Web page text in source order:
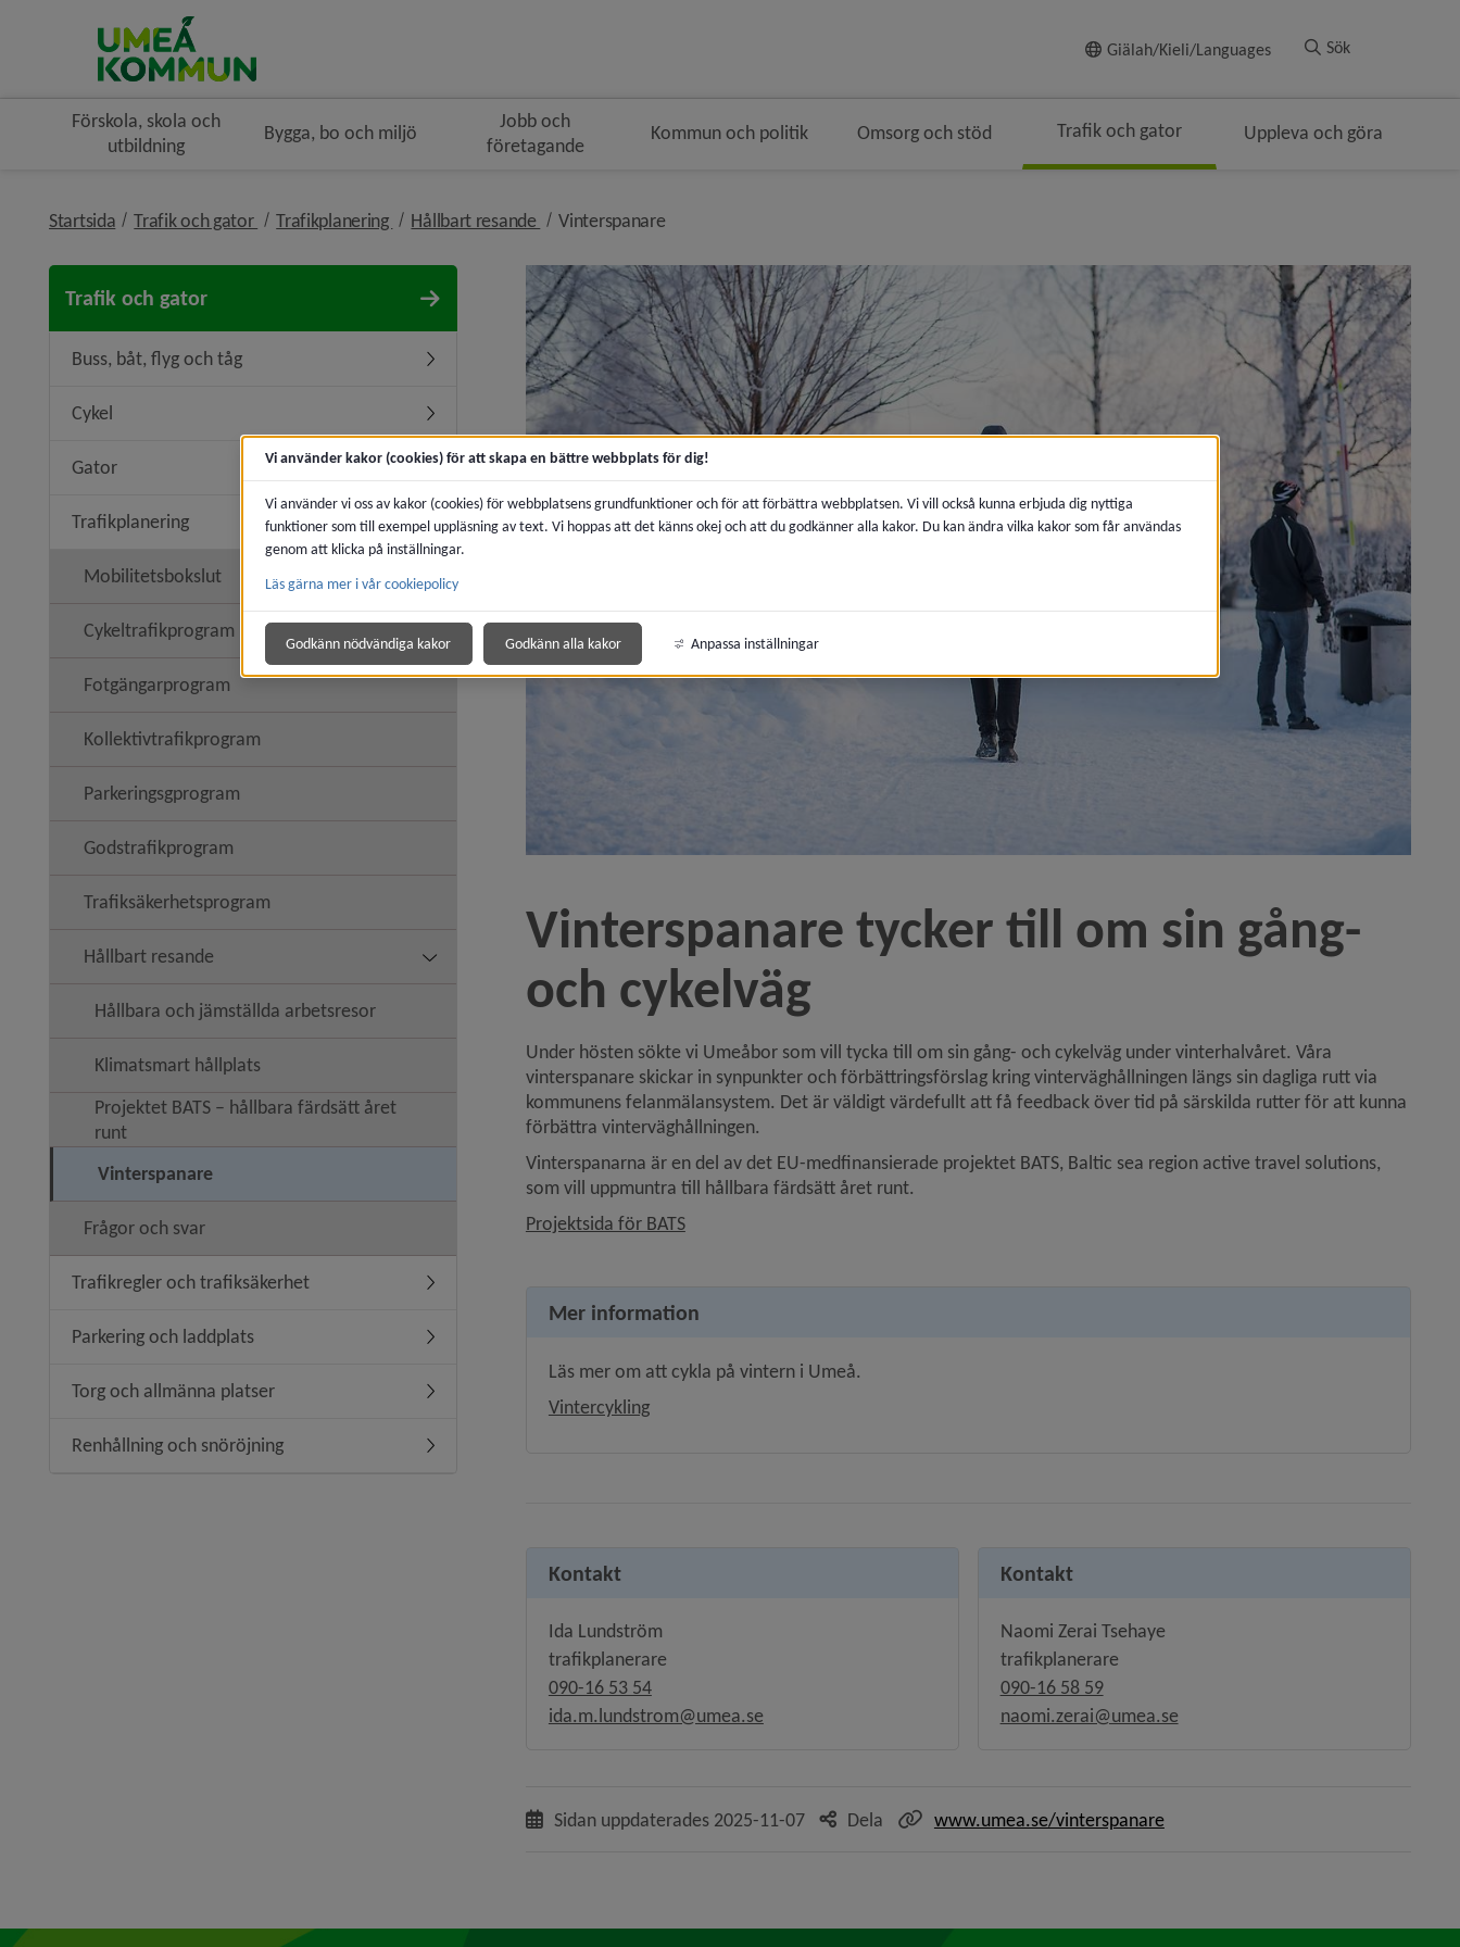
Giälah/Kieli/Languages Sök
Förskola, skola och
utbildning
Bygga, bo och miljö
Jobb och
företagande
Kommun och politik Omsorg och stöd Trafik och gator Uppleva och göra
Startsida Trafik och gator nivå i brödsmulenavigeringen
Trafikplanering nivå i brödsmulenavigeringen
Hållbart resande nivå i brödsmulenavigeringen
Vinterspanarenivå i brödsmulenavigeringen
Trafik och gator
Buss, båt, flyg och tåg Undermeny för Buss, båt, flyg och tåg
Cykel Undermeny för Cykel
Gator
Trafikplanering Undermeny för Trafikplanering
Mobilitetsbokslut
Cykeltrafikprogram
Fotgängarprogram
Kollektivtrafikprogram
Parkeringsgprogram
Godstrafikprogram
Trafiksäkerhetsprogram
Hållbart resande Undermeny för Hållbart resande
Hållbara och jämställda arbetsresor
Klimatsmart hållplats
Projektet BATS – hållbara färdsätt året
runt
Vinterspanare
Frågor och svar
Trafikregler och trafiksäkerhet Undermeny för Trafikregler och trafiksäkerhet
Parkering och laddplats Undermeny för Parkering och laddplats
Torg och allmänna platser Undermeny för Torg och allmänna platser
Renhållning och snöröjning Undermeny för Renhållning och snöröjning
Vinterspanare tycker till om sin gång-
och cykelväg
Under hösten sökte vi Umeåbor som vill tycka till om sin gång- och cykelväg under vinterhalvåret. Våra
vinterspanare skickar in synpunkter och förbättringsförslag kring vinterväghållningen längs sin dagliga rutt via
kommunens felanmälansystem. Det är väldigt värdefullt att få feedback över tid på särskilda rutter för att kunna
förbättra vinterväghållningen.
Vinterspanarna är en del av det EU-medfinansierade projektet BATS, Baltic sea region active travel solutions,
som vill uppmuntra till hållbara färdsätt året runt.
Projektsida för BATS
Mer information
Läs mer om att cykla på vintern i Umeå.
Vintercykling
Kontakt
Ida Lundström
trafikplanerare
090-16 53 54
ida.m.lundstrom@umea.se
Kontakt
Naomi Zerai Tsehaye
trafikplanerare
090-16 58 59
naomi.zerai@umea.se
Sidan uppdaterades 2025-11-07 Dela www.umea.se/vinterspanare
Vi använder kakor (cookies) för att skapa en bättre webbplats för dig!
Vi använder vi oss av kakor (cookies) för webbplatsens grundfunktioner och för att förbättra webbplatsen. Vi vill också kunna erbjuda dig nyttiga
funktioner som till exempel uppläsning av text. Vi hoppas att det känns okej och att du godkänner alla kakor. Du kan ändra vilka kakor som får användas
genom att klicka på inställningar.
Läs gärna mer i vår cookiepolicy
Godkänn nödvändiga kakor Godkänn alla kakor Anpassa inställningar